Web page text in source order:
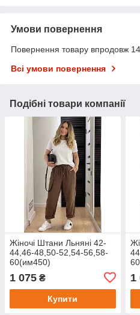
Умови повернення
Повернення товару впродовж
Всі умови повернення
Подібні товари компанії
Жіночі Штани Льняні 42-
44,46-48,50-52,54-56,58-
60(им450)
1 075 ₴
Купити
1